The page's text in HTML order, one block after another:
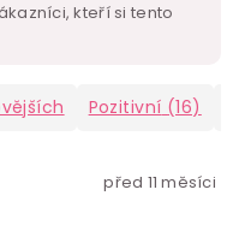
kteří si tento
Pozitivní (16)
před 11 měsíci